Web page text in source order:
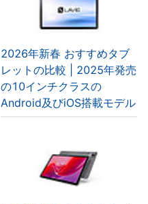
2026年新春 おすすめタブ
レットの比較 | 2025年発売
の10インチクラスの
Android及びiOS搭載モデル